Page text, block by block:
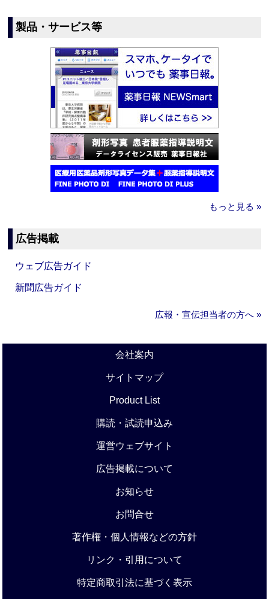
製品・サービス等
もっと見る »
広告掲載
ウェブ広告ガイド
新聞広告ガイド
広報・宣伝担当者の方へ »
会社案内
サイトマップ
Product List
購読・試読申込み
運営ウェブサイト
広告掲載について
お知らせ
お問合せ
著作権・個人情報などの方針
リンク・引用について
特定商取引法に基づく表示